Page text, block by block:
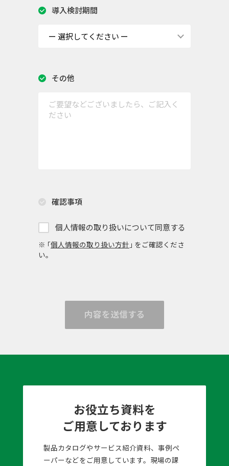
導入検討期間
その他
確認事項
個人情報の取り扱いについて同意する
※ ｢個人情報の取り扱い方針 ｣ をご確認くださ
い。
内容を送信する
お役立ち資料を
ご用意しております
製品カタログやサービス紹介資料、事例ペ
ーパーなどをご用意しています。現場の課